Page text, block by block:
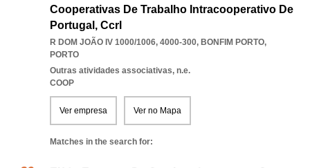
Cooperativas De Trabalho Intracooperativo De
Portugal, Ccrl
R DOM JOÃO IV 1000/1006, 4000-300, BONFIM PORTO,
PORTO
Outras atividades associativas, n.e.
COOP
Ver empresa Ver no Mapa
Matches in the search for: